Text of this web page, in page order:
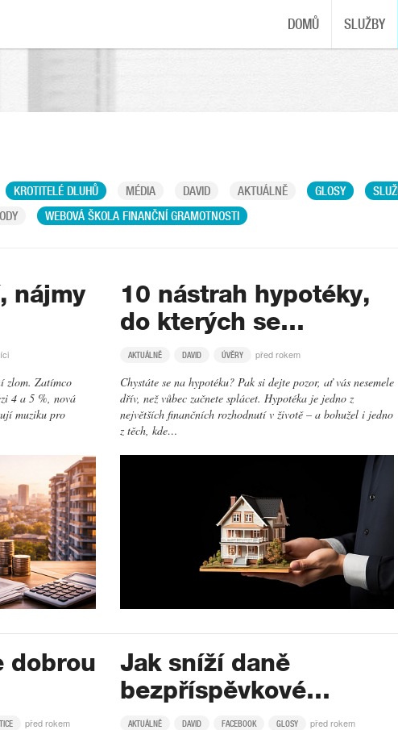
DOMŮ SLUŽBY
KROTITELÉ DLUHŮ MÉDIA DAVID AKTUÁLNĚ GLOSY
WEBOVÁ ŠKOLA FINANČNÍ GRAMOTNOSTI
nájmy
zlom. Zatímco
4 a 5 %, nová
muziku pro
10 nástrah hypotéky,
do kterých se…
AKTUÁLNĚ DAVID ÚVĚRY před rokem
Chystáte se na hypotéku? Pak si dejte pozor, ať vás nesemele
dřív, než vůbec začnete splácet. Hypotéka je jedno z
největších finančních rozhodnutí v životě – a bohužel i jedno
z těch, kde…
dobrou
před rokem
Jak sníží daně
bezpříspěvkové…
AKTUÁLNĚ DAVID FACEBOOK GLOSY před rokem